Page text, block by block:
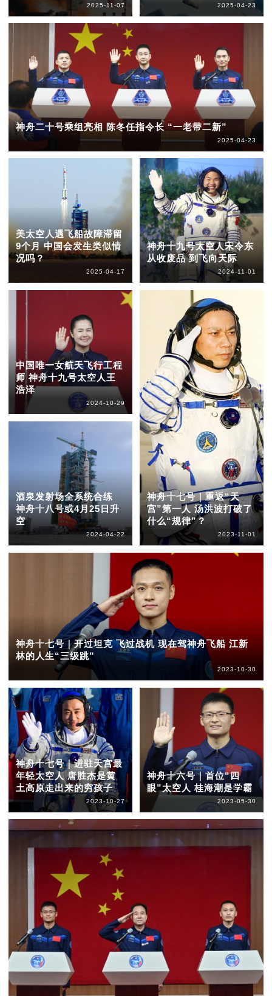
2025-11-07 2025-04-23
神舟二十号乘组亮相 陈冬任指令长 “一老带二新”
2025-04-23
美太空人遇飞船故障滞留
9个月 中国会发生类似情
况吗？
2025-04-17
神舟十九号太空人宋令东
从收废品 到飞向天际
2024-11-01
中国唯一女航天飞行工程
师 神舟十九号太空人王
浩泽
2024-10-29
酒泉发射场全系统合练
神舟十八号或4月25日升
空
2024-04-22
神舟十七号｜重返“天
宫”第一人 汤洪波打破了
什么“规律”？
2023-11-01
神舟十七号｜开过坦克 飞过战机 现在驾神舟飞船 江新
林的人生“三级跳”
2023-10-30
神舟十七号｜进驻天宫最
年轻太空人 唐胜杰是黄
土高原走出来的穷孩子
2023-10-27
神舟十六号｜首位“四
眼”太空人 桂海潮是学霸
2023-05-30